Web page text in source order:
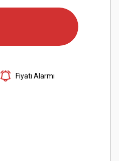
Fiyatı Alarmı